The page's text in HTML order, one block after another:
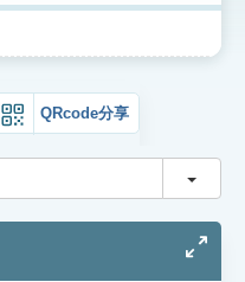
QRcode分享
切換